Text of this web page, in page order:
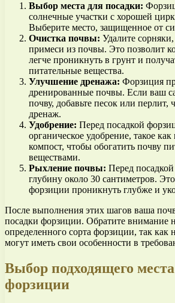
Выбор места для посадки:
солнечные участки с хорошей
Выберите место, защищенное от
Очистка почвы: Удалите
примеси из почвы. Это позволит
легче проникнуть в грунт и
питательные вещества.
Улучшение дренажа: Форзиция
дренированные почвы. Если ваш
почву, добавьте песок или перлит,
дренаж.
Удобрение: Перед посадкой
органическое удобрение, такое
компост, чтобы обогатить почву
веществами.
Рыхление почвы: Перед
глубину около 30 сантиметров.
форзиции проникнуть глубже и
После выполнения этих шагов ваша
посадки форзиции. Обратите внимание
определенного сорта форзиции, так как
могут иметь свои особенности в
Выбор подходящего
форзиции